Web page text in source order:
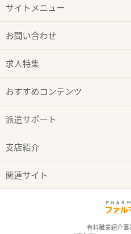
サイトメニュー
お問い合わせ
求人特集
おすすめコンテンツ
派遣サポート
支店紹介
関連サイト
有料職業紹介